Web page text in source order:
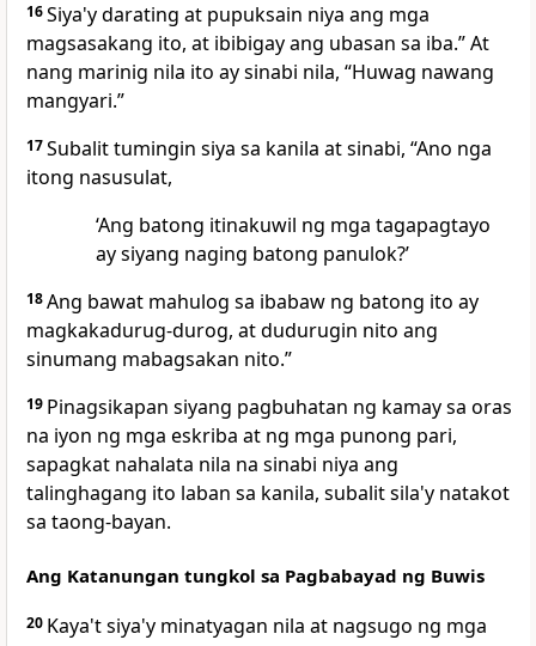
16Siya'y darating at pupuksain niya ang mga
magsasakang ito, at ibibigay ang ubasan sa iba.” At
nang marinig nila ito ay sinabi nila, “Huwag nawang
mangyari.”
17Subalittumingin siya sa kanila at sinabi, “Ano nga
itong nasusulat,
‘Ang batong itinakuwil ng mga tagapagtayo
ay siyang naging batong panulok?’
18Ang bawat mahulog sa ibabaw ng batong ito ay
magkakadurug-durog, at dudurugin nito ang
sinumang mabagsakan nito.”
19 Pinagsikapan siyang pagbuhatan ng kamay sa oras
na iyon ng mga eskriba at ng mga punong pari,
sapagkat nahalata nila na sinabi niya ang
talinghagang ito laban sa kanila, subalit sila'y natakot
sa taong-bayan.
Ang Katanungan tungkol sa Pagbabayad ng Buwis
20 Kaya't siya'y minatyagan nila at nagsugo ng mga